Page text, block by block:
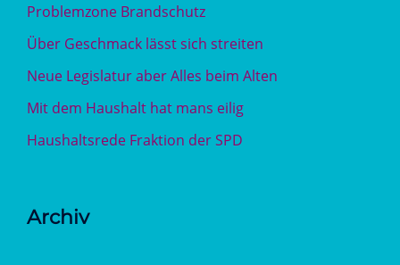
Problemzone Brandschutz
Über Geschmack lässt sich streiten
Neue Legislatur aber Alles beim Alten
Mit dem Haushalt hat mans eilig
Haushaltsrede Fraktion der SPD
Archiv